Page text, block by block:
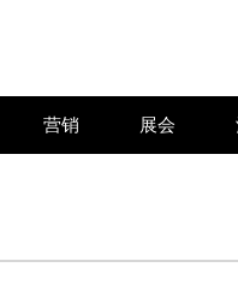
营销 展会